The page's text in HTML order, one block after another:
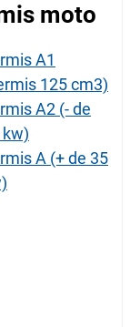
moto
A1
125 cm3)
A2 (- de
kw)
A (+ de 35